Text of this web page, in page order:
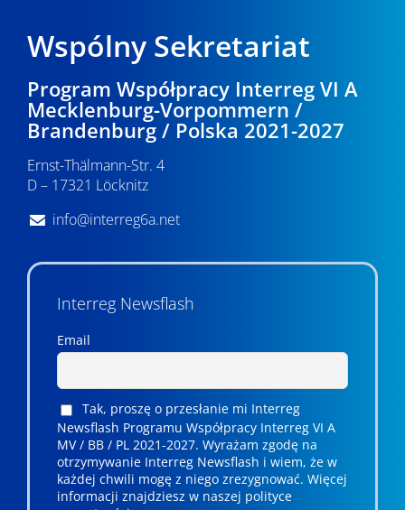
Wspólny Sekretariat
Program Współpracy Interreg VI A
Mecklenburg-Vorpommern /
Brandenburg / Polska 2021-2027
Ernst-Thälmann-Str. 4
D – 17321 Löcknitz
info@interreg6a.net
Interreg Newsflash
Email
Tak, proszę o przesłanie mi Interreg
Newsflash Programu Współpracy Interreg VI A
MV / BB / PL 2021-2027. Wyrażam zgodę na
otrzymywanie Interreg Newsflash i wiem, że w
każdej chwili mogę z niego zrezygnować. ­­Więcej
informacji znajdziesz w naszej polityce